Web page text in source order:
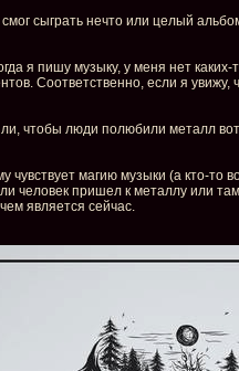
сыграть нечто или целый
я пишу музыку, у меня нет
Соответственно, если я
чтобы люди полюбили металл
чувствует магию музыки (а кто-
человек пришел к металлу или
является сейчас.